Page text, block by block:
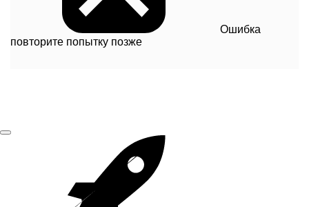
Ошибка
повторите попытку позже